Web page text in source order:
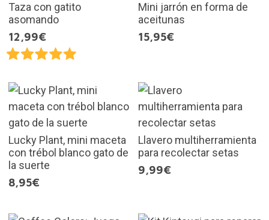
Taza con gatito
asomando
12,99€
Mini jarrón en forma de
aceitunas
15,95€
Lucky Plant, mini maceta
con trébol blanco gato de
la suerte
8,95€
Llavero multiherramienta
para recolectar setas
9,99€